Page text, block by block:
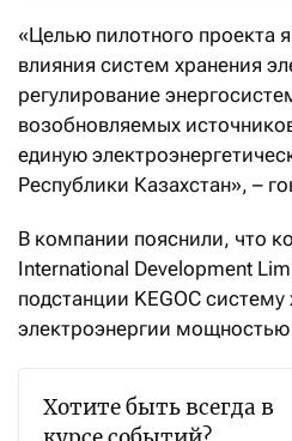
«Целью пилотного проекта
влияния систем хранения
регулирование
возобновляемых
единую
Республики Казахстан», –
В компании пояснили, что
International Development
подстанции KEGOC систему
электроэнергии
Хотите быть всегда в